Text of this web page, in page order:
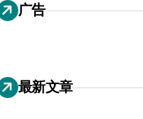
广告
最新文章